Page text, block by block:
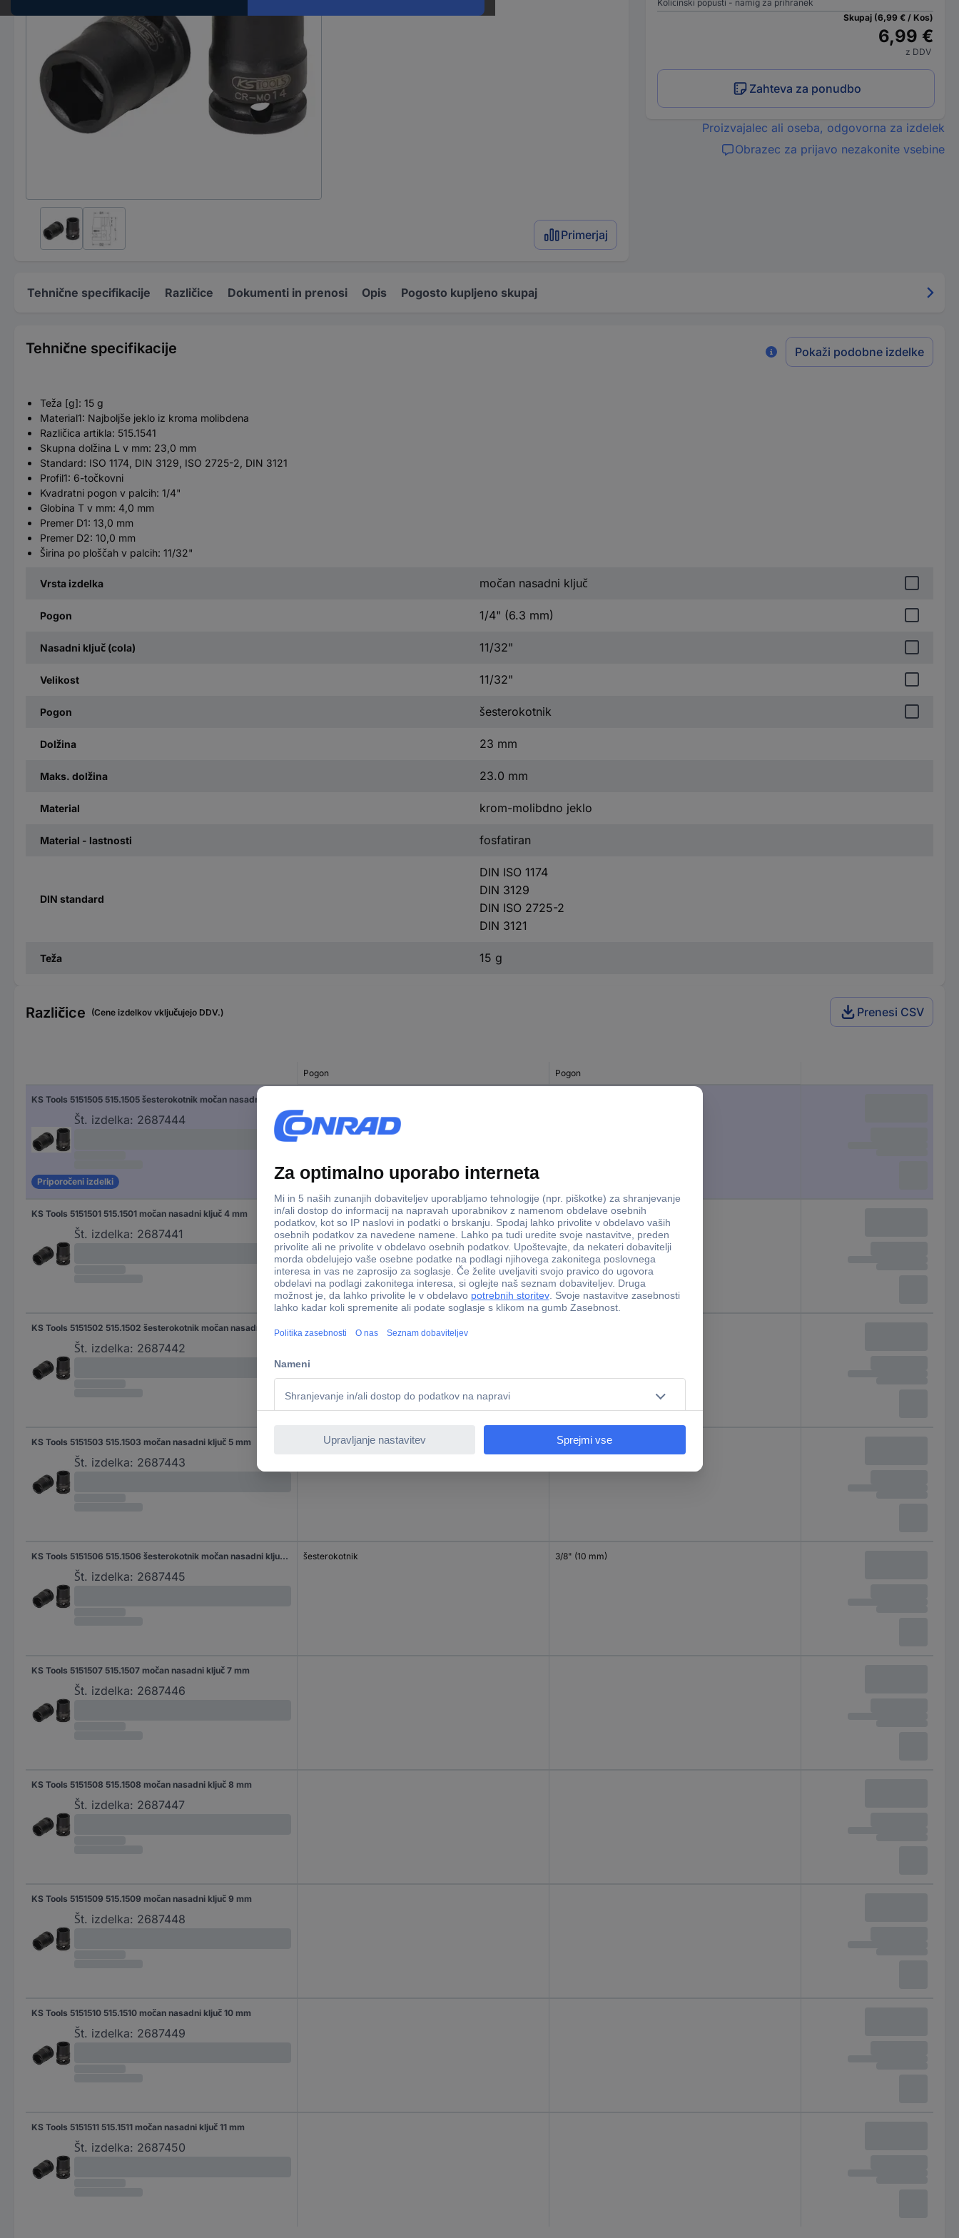
Primerjaj
Količinski popusti - namig za prihranek
Skupaj (6,99 € / Kos)
6,99 €
z DDV
Zahteva za ponudbo
Proizvajalec ali oseba, odgovorna za izdelek
Obrazec za prijavo nezakonite vsebine
Tehnične specifikacije Različice Dokumenti in prenosi Opis Pogosto kupljeno skupaj
Tehnične specifikacije Pokaži podobne izdelke
Teža [g]: 15 g
Material1: Najboljše jeklo iz kroma molibdena
Različica artikla: 515.1541
Skupna dolžina L v mm: 23,0 mm
Standard: ISO 1174, DIN 3129, ISO 2725-2, DIN 3121
Profil1: 6-točkovni
Kvadratni pogon v palcih: 1/4"
Globina T v mm: 4,0 mm
Premer D1: 13,0 mm
Premer D2: 10,0 mm
Širina po ploščah v palcih: 11/32"
Vrsta izdelka močan nasadni ključ
Pogon 1/4" (6.3 mm)
Nasadni ključ (cola) 11/32"
Velikost 11/32"
Pogon šesterokotnik
Dolžina 23 mm
Maks. dolžina 23.0 mm
Material krom-molibdno jeklo
Material - lastnosti fosfatiran
DIN standard
DIN ISO 1174
DIN 3129
DIN ISO 2725-2
DIN 3121
Teža 15 g
Različice (Cene izdelkov vključujejo DDV.) Prenesi CSV
Pogon Pogon
Št. izdelka: 2687444
Priporočeni izdelki
KS Tools 5151501 515.1501 močan nasadni ključ 4 mm
Št. izdelka: 2687441
KS Tools 5151502 515.1502 šesterokotnik močan nasadni ključ 4.5 mm 4.5 mm 1/4" (6.3 mm)
Št. izdelka: 2687442
šesterokotnik
KS Tools 5151503 515.1503 močan nasadni ključ 5 mm
Št. izdelka: 2687443
KS Tools 5151506 515.1506 šesterokotnik močan nasadni ključ 6 mm 6 mm 3/8" (10 mm)
Št. izdelka: 2687445
šesterokotnik 3/8" (10 mm)
KS Tools 5151507 515.1507 močan nasadni ključ 7 mm
Št. izdelka: 2687446
KS Tools 5151508 515.1508 močan nasadni ključ 8 mm
Št. izdelka: 2687447
KS Tools 5151509 515.1509 močan nasadni ključ 9 mm
Št. izdelka: 2687448
KS Tools 5151510 515.1510 močan nasadni ključ 10 mm
Št. izdelka: 2687449
KS Tools 5151511 515.1511 močan nasadni ključ 11 mm
Št. izdelka: 2687450